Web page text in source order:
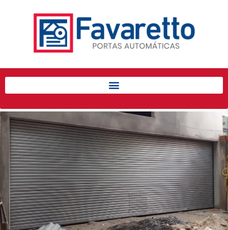
Início
Produtos
Porta de Enrolar Automática
Automatizadores
Acessórios Para Portas de
Enrolar
Pintura eletrostática
Portfólio
Contato